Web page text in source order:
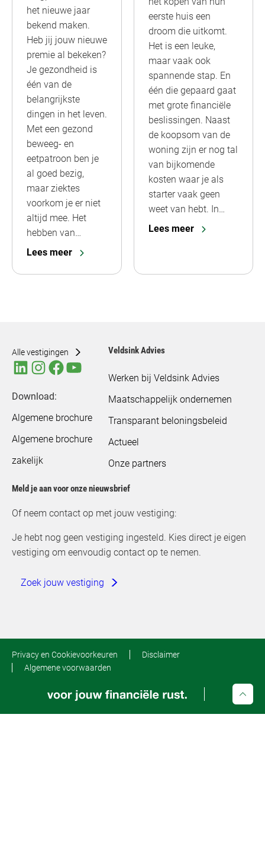
het nieuwe jaar
bekend maken.
Heb jij jouw nieuwe
premie al bekeken?
Je gezondheid is
één van de
belangrijkste
dingen in het leven.
Met een gezond
beweeg- en
eetpatroon ben je
al goed bezig,
maar ziektes
voorkom je er niet
altijd mee. Het
hebben van…
Lees meer
eerste huis een
droom die uitkomt.
Het is een leuke,
maar vaak ook
spannende stap. En
één die gepaard gaat
met grote financiële
beslissingen. Naast
de koopsom van de
woning zijn er nog tal
van bijkomende
kosten waar je als
starter vaak geen
weet van hebt. In…
Lees meer
Alle vestigingen
Download:
Algemene brochure
Algemene brochure
zakelijk
Veldsink Advies
Werken bij Veldsink Advies
Maatschappelijk ondernemen
Transparant beloningsbeleid
Actueel
Onze partners
Meld je aan voor onze nieuwsbrief
Of neem contact op met jouw vestiging:
Je hebt nog geen vestiging ingesteld. Kies direct je eigen
vestiging om eenvoudig contact op te nemen.
Zoek jouw vestiging
Privacy en Cookievoorkeuren
Disclaimer
Algemene voorwaarden